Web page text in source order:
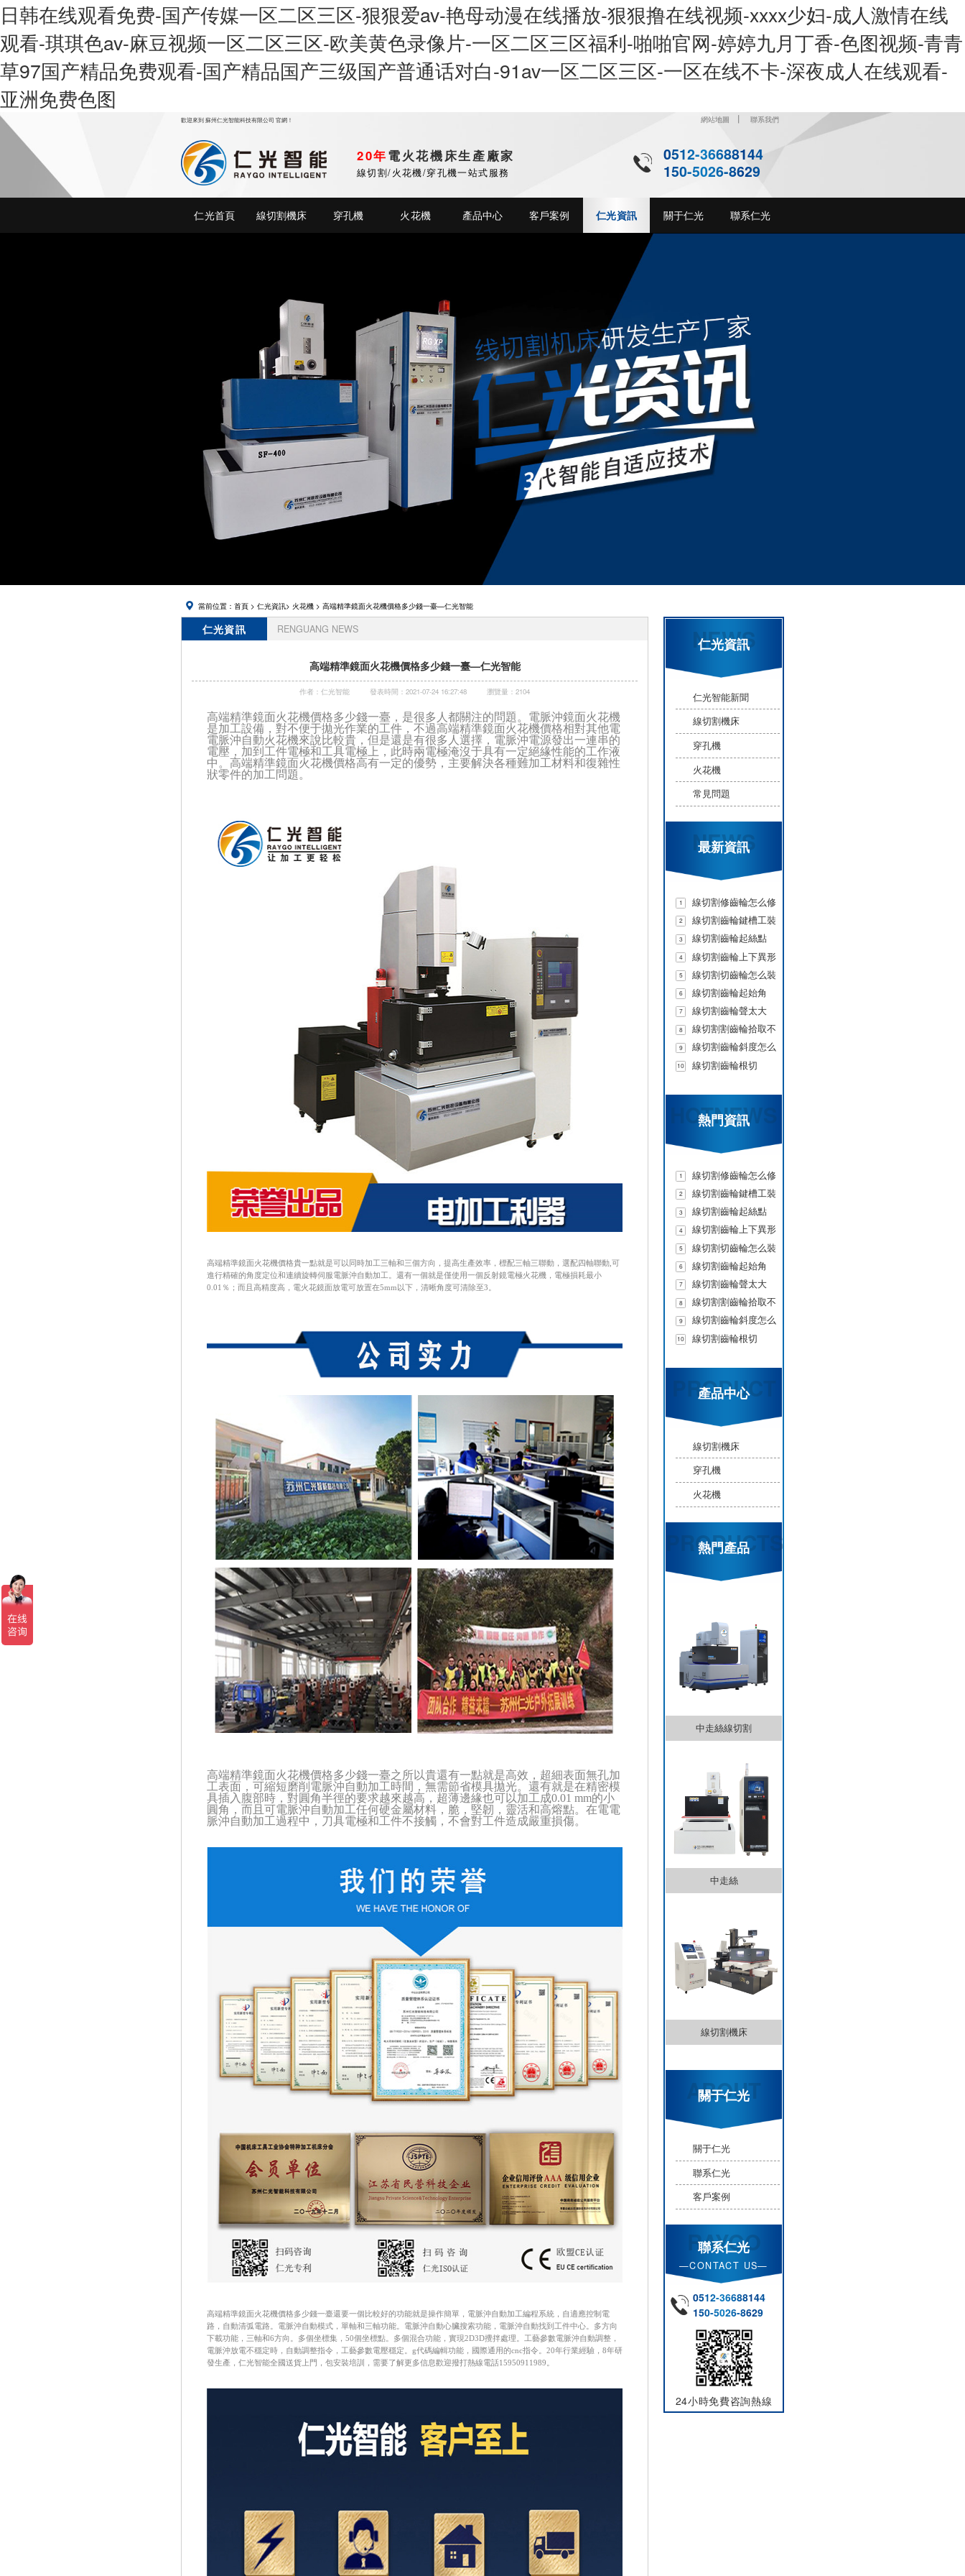
日韩在线观看免费-国产传媒一区二区三区-狠狠爱av-艳母动漫在线播放-狠狠撸在线视频-xxxx少妇-成人激情在线
观看-琪琪色av-麻豆视频一区二区三区-欧美黄色录像片-一区二区三区福利-啪啪官网-婷婷九月丁香-色图视频-青青
草97国产精品免费观看-国产精品国产三级国产普通话对白-91av一区二区三区-一区在线不卡-深夜成人在线观看-
亚洲免费色图
歡迎來到 蘇州仁光智能科技有限公司 官網！ 網站地圖 丨 聯系我們
切割,線切割機床,中走絲線切割 ,中走
20年電火花機床生產廠家
線切割/火花機/穿孔機一站式服務
0512-36688144
150-5026-8629
仁光首頁 線切割機床 穿孔機 火花機 產品中心 客戶案例 仁光資訊 關于仁光 聯系仁光
當前位置： 首頁> 仁光資訊> 火花機> 高端精準鏡面火花機價格多少錢一臺—仁光智能
NEWS
仁光資訊
仁光智能新聞
線切割機床
穿孔機
火花機
常見問題
NEWS
最新資訊
1
線切割修齒輪怎么修
刀
2
線切割齒輪鍵槽工裝
分中
3 線切割齒輪起絲點
4 線切割齒輪上下異形
5
線切割切齒輪怎么裝
恰
6 線切割齒輪起始角
7 線切割齒輪聲太大
8
線切割割齒輪拾取不
了
9
線切割齒輪斜度怎么
調整
10 線切割齒輪根切
HOTNEWS
熱門資訊
1
線切割修齒輪怎么修
刀
2
線切割齒輪鍵槽工裝
分中
3 線切割齒輪起絲點
4 線切割齒輪上下異形
5
線切割切齒輪怎么裝
恰
6 線切割齒輪起始角
7 線切割齒輪聲太大
8
線切割割齒輪拾取不
了
9
線切割齒輪斜度怎么
調整
10 線切割齒輪根切
PRODUCT
產品中心
線切割機床
穿孔機
火花機
PRODUCTS
熱門產品
中走絲線切割
中走絲
線切割機床
ABOUT
關于仁光
關于仁光
聯系仁光
客戶案例
RAYGO
聯系仁光
—CONTACT US—
0512-36688144
150-5026-8629
24小時免費咨詢熱線
仁光資訊 RENGUANG NEWS
高端精準鏡面火花機價格多少錢一臺—仁光智能
作者：仁光智能 發表時間：2021-07-24 16:27:48 瀏覽量：2104
高端精準鏡面火花機價格多少錢一臺 ，是很多人都關注的問題。電脈沖鏡面火花機
是加工設備，對不便于拋光作業的工件，不過高端精準鏡面火花機價格相對其他電
電脈沖自動火花機來說比較貴，但是還是有很多人選擇， 電脈沖電源發出一連串的
電壓，加到工件電極和工具電極上，此時兩電極淹沒于具有一定絕緣性能的工作液
中。 高端精準鏡面火花機價格高有一定的優勢， 主要解決各種難加工材料和復雜性
狀零件的加工問題。
高端精準鏡面火花機價格貴一點就是可以 同時加工三軸和三個方向，提高生產效率 ，標配三軸三聯動，選配四軸聯動,可
進行精確的角度定位和連續旋轉伺服電脈沖自動加工。 還有一個就是僅使用一個反射鏡電極火花機，電極損耗最小
0.01％； 而且 高精度高， 電火花鏡面放電可放置在5mm以下，清晰角度可清除至3
高端精準鏡面火花機價格多少錢一臺之所以貴還有一點就是高效 ， 超細表面無孔加
工表面，可縮短磨削 電脈沖自動加工時間，無需節省模具拋光。還有就是在精密模
具插入腹部時，對圓角半徑的要求越來越高，超薄邊緣也可以加工成0.01 mm的小
圓角 ，而且 可電脈沖自動加工任何硬金屬材料，脆，堅韌，靈活和高熔點。 在電電
脈沖自動加工過程中，刀具電極和工件不接觸，不會對工件造成嚴重損傷。
高端精準鏡面火花機價格多少錢一臺還要一個比較好的功能就是操作簡單 ，電脈沖自動加工編程系統，自適應控制電
路，自動清弧電路。 電脈沖自動模式，單軸和三軸功能 。電脈沖自動心臟搜索功能， 電脈沖自動找到工件中心
多方向
下載功能，三軸和6方向
多個坐標集，50個坐標點 多個混合功能，實現2D3D攪拌處理 工藝參數電脈沖自動調整 ，
電脈沖放電不穩定時，自動調整指令，工藝參數電壓穩定
g代碼編輯功能，國際通用的cnc指令。20年行業經驗，8年研
發生產，仁光智能全國送貨上門，包安裝培訓，需要了解更多信息歡迎撥打熱線電話15950911989。